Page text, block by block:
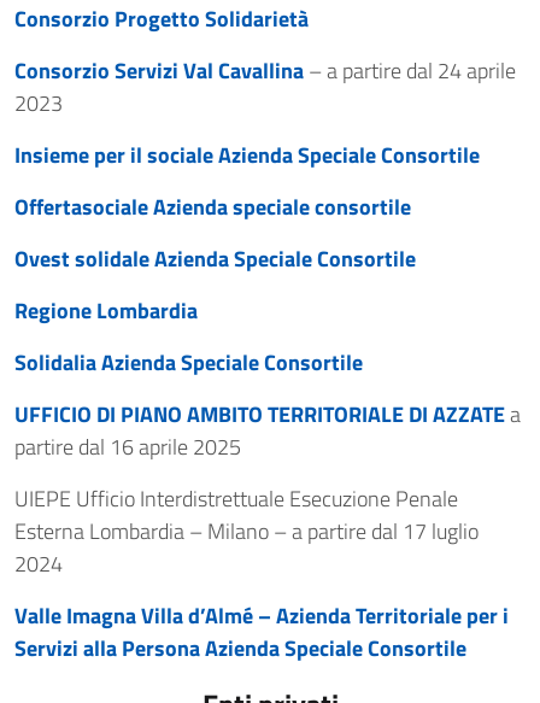
Consorzio Progetto Solidarietà
Consorzio Servizi Val Cavallina– a partire dal 24 aprile
2023
Insieme per il sociale Azienda Speciale Consortile
Offertasociale Azienda speciale consortile
Ovest solidale Azienda Speciale Consortile
Regione Lombardia
Solidalia Azienda Speciale Consortile
UFFICIO DI PIANO AMBITO TERRITORIALE DI AZZATEa
partire dal 16 aprile 2025
UIEPE Ufficio Interdistrettuale Esecuzione Penale
Esterna Lombardia – Milano – a partire dal 17 luglio
2024
Valle Imagna Villa d’Almé – Azienda Territoriale per i
Servizi alla Persona Azienda Speciale Consortile